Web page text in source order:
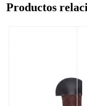
Productos